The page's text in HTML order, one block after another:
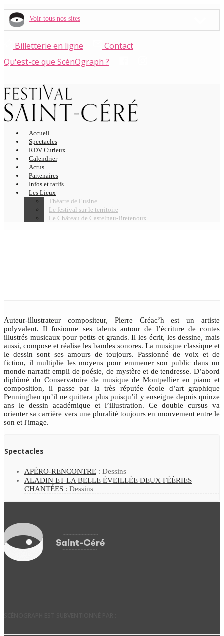
Voir tous nos sites
Billetterie en ligne
Contact
Qu'est-ce que ScénOgraph ?
Accueil
Spectacles
RDV Curieux
Calendrier
Actus
Partenaires
Infos et tarifs
Les Lieux
Théatre de l’usine
Le festival sur le territoire
Le Château de Castelnau-Bretenoux
Auteur-illustrateur compositeur, Pierre Créac’h est un artiste
polyvalent. Il fusionne ses talents autour de l’écriture de contes
illustrés musicaux pour petits et grands. Il les écrit, les dessine, mais
aussi, compose et réalise les bandes sonores. La musique classique et
le dessin sont ses amours de toujours. Passionné de voix et de
fiction, il multiplie les moyens pour emmener son public dans un
monde narratif empli de poésie, de mystère et de tendresse. D’abord
diplômé du Conservatoire de musique de Montpellier en piano et
composition, il passe par la très réputée école d’art graphique
Penninghen qu’il ne quittera plus puisqu’il y enseigne depuis quinze
ans le dessin académique et l’illustration. Ce double cursus va
orienter sa carrière vers une pluralité toujours en mouvement entre le
son et l'image.
Spectacles
APÉRO-RENCONTRE : Dessins
ALADIN ET LA BELLE ÉVEILLÉE DEUX FÉÉRIES
CHANTÉES : Dessins